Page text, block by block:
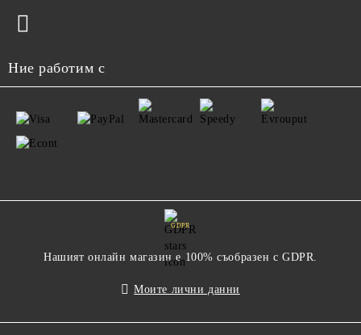
Ние работим с
GDPR
Нашият онлайн магазин е 100% съобразен с GDPR.
Моите лични данни